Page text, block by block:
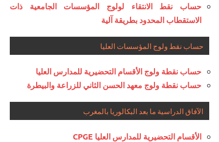
حساب نقط الانتقاء لولوج المؤسسات الجامعية ذات
الاستقطاب المحدود بطريقة آلية
حساب نقط ولوج المؤسسات العليا
حساب نقطة ولوج الأقسام التحضيرية للمدارس العليا
حساب نقطة ولوج معهد الحسن الثاني للزراعة والبيطرة
الآفاق الدراسية ما بعد البكالوريا بالمغرب
الأقسام التحضيرية للمدارس العليا CPGE